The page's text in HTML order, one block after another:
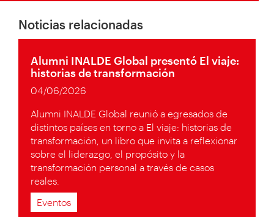
Noticias relacionadas
Alumni INALDE Global presentó El viaje:
historias de transformación
04/06/2026
Alumni INALDE Global reunió a egresados de
distintos países en torno a El viaje: historias de
transformación, un libro que invita a reflexionar
sobre el liderazgo, el propósito y la
transformación personal a través de casos
reales.
Eventos